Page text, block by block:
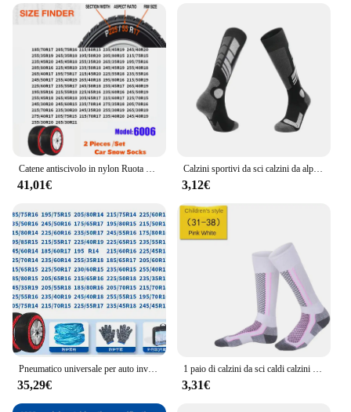
41,01€
Calzini sportivi da sci calzini da alpinismo invernali da esterno ispessimento calzini da alpinismo a tubo alto calzini da uomo e da donna assorbono il sudore antiscivolo
3,12€
35,29€ 3,31€